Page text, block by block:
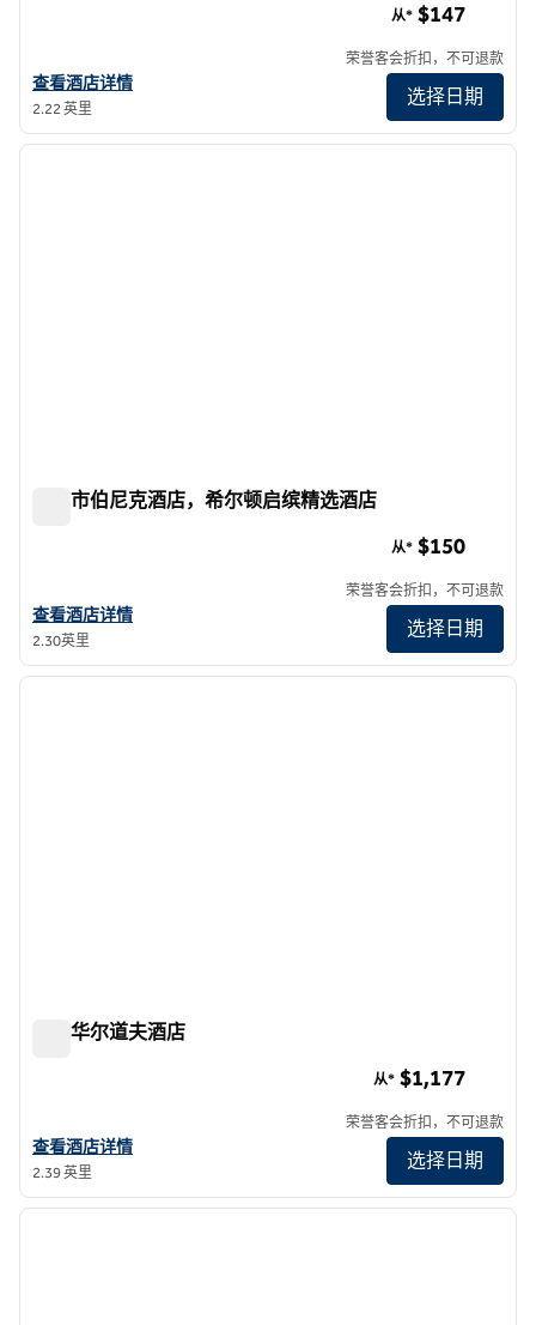
查看纽约/曼哈顿中城东希尔顿花园酒店的酒店详情
查看酒店详情
2.22 英里
从* $147
荣誉客会折扣，不可退款
选择日期
1/12
1/12
下一
纽约市伯尼克酒店，希尔顿启缤精选酒店
查看希尔顿启缤精选纽约伯尔尼克酒店的详细信息
查看酒店详情
2.30英里
从* $150
荣誉客会折扣，不可退款
选择日期
1/11
1/11
下一
纽约华尔道夫酒店
查看纽约华尔道夫酒店的详细信息
查看酒店详情
2.39 英里
从* $1,177
荣誉客会折扣，不可退款
选择日期
1/12
1/12
下一